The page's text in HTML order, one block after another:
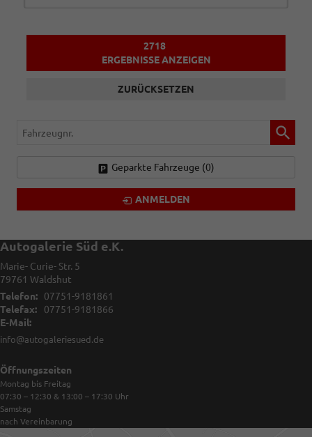
2718
ERGEBNISSE ANZEIGEN
ZURÜCKSETZEN
Fahrzeugnr.
Geparkte Fahrzeuge (0)
ANMELDEN
Autogalerie Süd e.K.
Marie- Curie- Str. 5
79761 Waldshut
Telefon:
07751-9181861
Telefax:
07751-9181866
E-Mail:
info@autogaleriesued.de
Öffnungszeiten
Montag bis Freitag
07:30 – 12:30 & 13:00 – 17:30 Uhr
Samstag
nach Vereinbarung